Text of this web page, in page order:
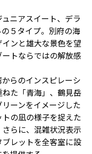
ニアスイート、デラ
５タイプ。別府の海
ンと雄大な景色を望
トならではの解放感
らのインスピレーシ
た「青海」、鶴見岳
ーンをイメージした
トの凪の様子を捉えた
さらに、混雑状況表示
レットを全客室に設